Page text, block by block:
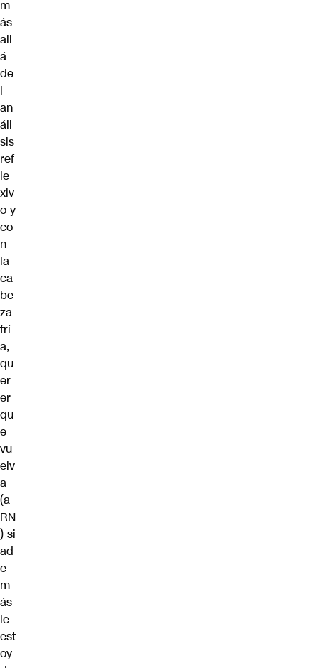
m
ás
all
á
de
l
an
áli
sis
ref
le
xiv
o y
co
n
la
ca
be
za
frí
a,
qu
er
er
qu
e
vu
elv
a
(a
RN
) si
ad
e
m
ás
le
est
oy